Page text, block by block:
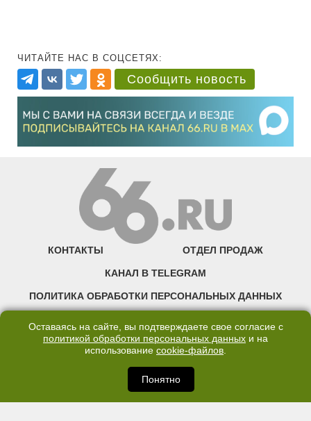
ЧИТАЙТЕ НАС В СОЦСЕТЯХ:
Сообщить новость
КОНТАКТЫ ОТДЕЛ ПРОДАЖ
КАНАЛ В TELEGRAM
ПОЛИТИКА ОБРАБОТКИ ПЕРСОНАЛЬНЫХ ДАННЫХ
©2007—2025 66.RU. Воспроизведение, сообщение, доведение до всеобщего
правообладателя запрещено. Сетевое издание «Современный портал
Екатеринбурга — «66.ru» (18+) зарегистрировано Федеральной службой по
надзору в сфере связи, информационных технологий и массовых коммуникаций
(Роскомнадзор). Регистрационный номер ЭЛ № ФС 77 - 76634 от 02.09.2019
Оставаясь на сайте, вы подтверждаете свое согласие с
политикой обработки персональных данных и на
использование cookie-файлов.
Понятно